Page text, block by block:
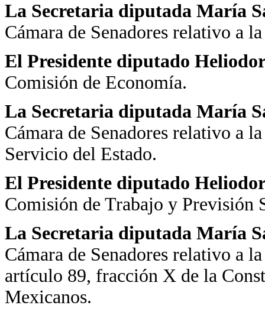
La Secretaria diputada María
Cámara de Senadores relativo a
El Presidente diputado
Comisión de Economía.
La Secretaria diputada María
Cámara de Senadores relativo a
Servicio del Estado.
El Presidente diputado
Comisión de Trabajo y Previsión
La Secretaria diputada María
Cámara de Senadores relativo a
artículo 89, fracción X de la
Mexicanos.